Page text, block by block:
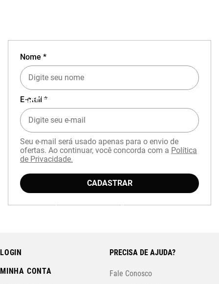
EXPERIÊNCIA MIZUNO NO APP
Nome *
E-mail *
Seu e-mail será usado apenas para o envio de
ofertas. Ao continuar, você concorda com a Política
de Privacidade.
CADASTRAR
LOGIN
MINHA CONTA
PRECISA DE AJUDA?
Fale Conosco